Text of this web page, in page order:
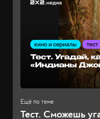
Тест. Сможешь